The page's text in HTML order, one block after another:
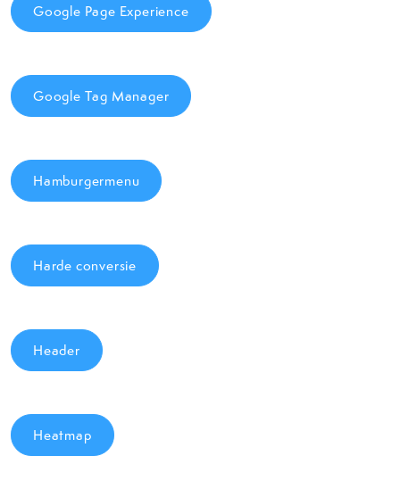
Google Page Experience
Google Tag Manager
Hamburgermenu
Harde conversie
Header
Heatmap